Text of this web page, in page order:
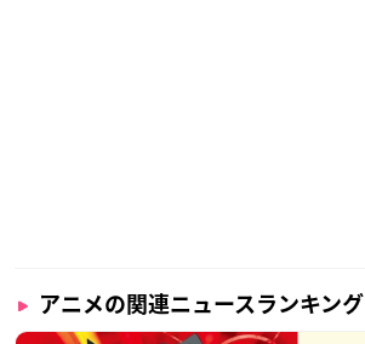
アニメの関連ニュースランキング